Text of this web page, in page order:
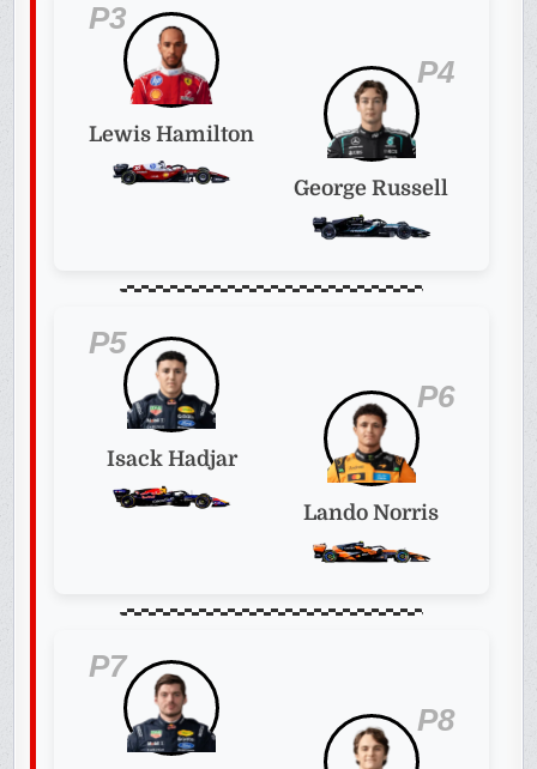
P3
Lewis Hamilton
P4
George Russell
P5
Isack Hadjar
P6
Lando Norris
P7
P8